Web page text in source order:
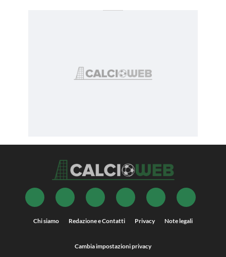
Chi siamo Redazione e Contatti Privacy Note legali
Cambia impostazioni privacy